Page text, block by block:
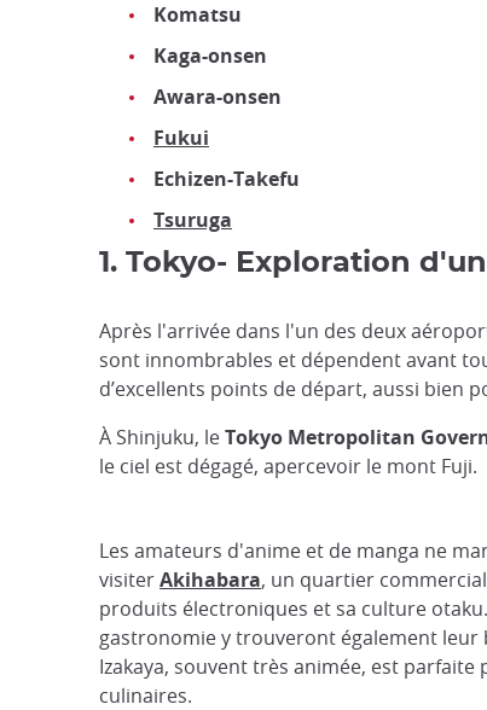
Komatsu
Kaga-onsen
Awara-onsen
Fukui
Echizen-Takefu
Tsuruga
1. Tokyo- Exploration
Après l'arrivée dans l'un des deux
sont innombrables et dépendent avant
d’excellents points de départ, aussi bien
À Shinjuku, leTokyo Metropolitan
le ciel est dégagé, apercevoir le mont Fuji.
Les amateurs d'anime et de manga ne
visiterAkihabara, un quartier
produits électroniques et sa culture
gastronomie y trouveront également leur
Izakaya, souvent très animée, est parfaite
culinaires.